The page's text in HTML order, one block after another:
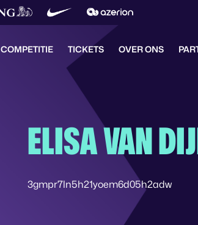
COMPETITIE TICKETS OVER ONS
ELISA VAN
3gmpr7ln5h21yoem6d05h2adw